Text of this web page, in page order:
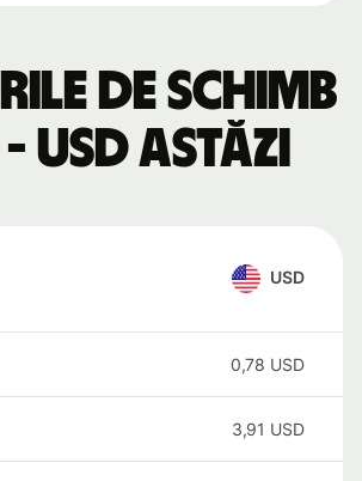
de schimb
- USD astăzi
USD
0,78 USD
3,91 USD